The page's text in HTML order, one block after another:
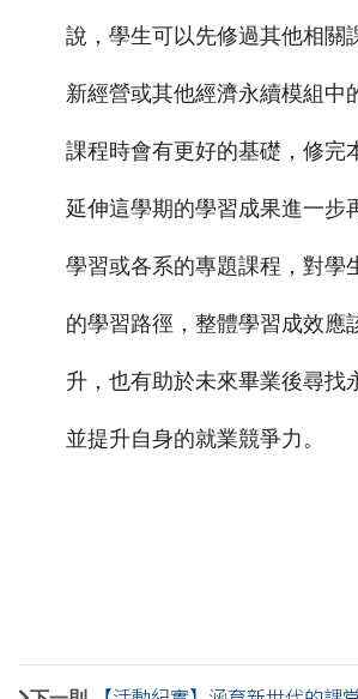
說，學生可以先修過其他相關
新經營或其他經濟永續模組中
課程時會有更好的基礎，修完
延伸這學期的學習成果進一步
學習或各系的專題課程，對學
的學習路徑，整體學習成效應
升，也有助於未來畢業後尋找
並提升自身的就業競爭力。